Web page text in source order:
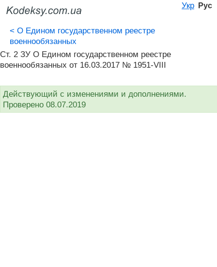
Укр Рус
< О Едином государственном реестре
военнообязанных
Ст. 2 ЗУ О Едином государственном реестре
военнообязанных от 16.03.2017 № 1951-VIII
Действующий с изменениями и дополнениями.
Проверено 08.07.2019